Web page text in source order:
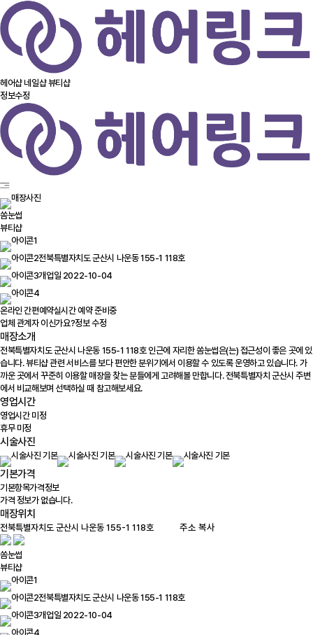
헤어샵 네일샵뷰티샵
정보수정
쏨눈썹
뷰티샵
전북특별자치도 군산시 나운동 155-1 118호
개업일 2022-10-04
온라인 간편예약실시간 예약 준비중
업체 관계자 이신가요?정보 수정
매장소개
전북특별자치도 군산시 나운동 155-1 118호 인근에 자리한 쏨눈썹은(는) 접근성이 좋은 곳에 있
습니다. 뷰티샵 관련 서비스를 보다 편안한 분위기에서 이용할 수 있도록 운영하고 있습니다. 가
까운 곳에서 꾸준히 이용할 매장을 찾는 분들에게 고려해볼 만합니다. 전북특별자치 군산시 주변
에서 비교해보며 선택하실 때 참고해보세요.
영업시간
영업시간 미정
휴무 미정
시술사진
기본가격
기본항목가격정보
가격 정보가 없습니다.
매장위치
주소 복사
쏨눈썹
뷰티샵
전북특별자치도 군산시 나운동 155-1 118호
개업일 2022-10-04